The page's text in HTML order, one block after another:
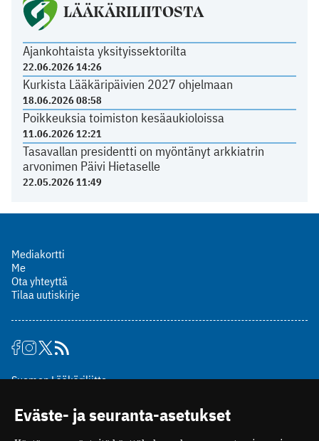
LÄÄKÄRILIITOSTA
Ajankohtaista yksityissektorilta
22.06.2026 14:26
Kurkista Lääkäripäivien 2027 ohjelmaan
18.06.2026 08:58
Poikkeuksia toimiston kesäaukioloissa
11.06.2026 12:21
Tasavallan presidentti on myöntänyt arkkiatrin
arvonimen Päivi Hietaselle
22.05.2026 11:49
Mediakortti
Me
Ota yhteyttä
Tilaa uutiskirje
Suomen Lääkäriliitto
00510 Helsinki
puh. (09) 393 091
Eväste- ja seuranta-asetukset